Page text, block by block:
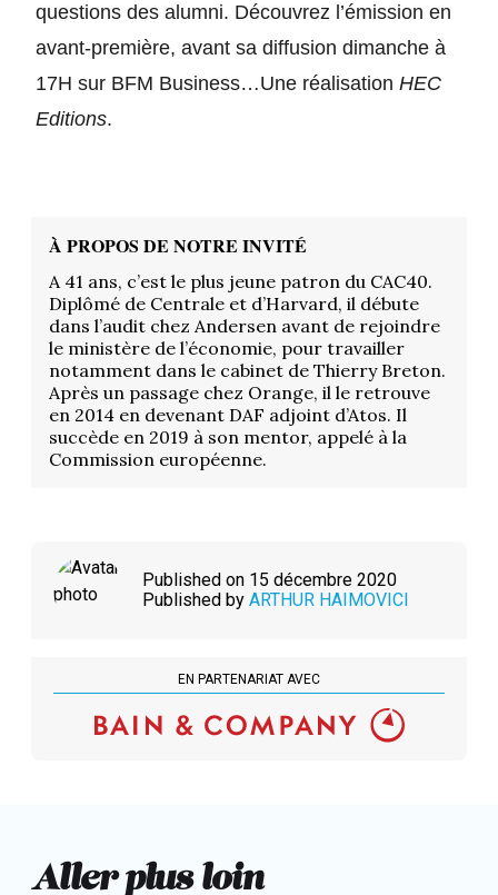
questions des alumni. Découvrez l’émission en
avant-première, avant sa diffusion dimanche à
17H sur BFM Business…Une réalisation HEC
Editions.
À PROPOS DE NOTRE INVITÉ
A 41 ans, c’est le plus jeune patron du CAC40.
Diplômé de Centrale et d’Harvard, il débute
dans l’audit chez Andersen avant de rejoindre
le ministère de l’économie, pour travailler
notamment dans le cabinet de Thierry Breton.
Après un passage chez Orange, il le retrouve
en 2014 en devenant DAF adjoint d’Atos. Il
succède en 2019 à son mentor, appelé à la
Commission européenne.
Published on 15 décembre 2020
Published by ARTHUR HAIMOVICI
EN PARTENARIAT AVEC
Aller plus loin